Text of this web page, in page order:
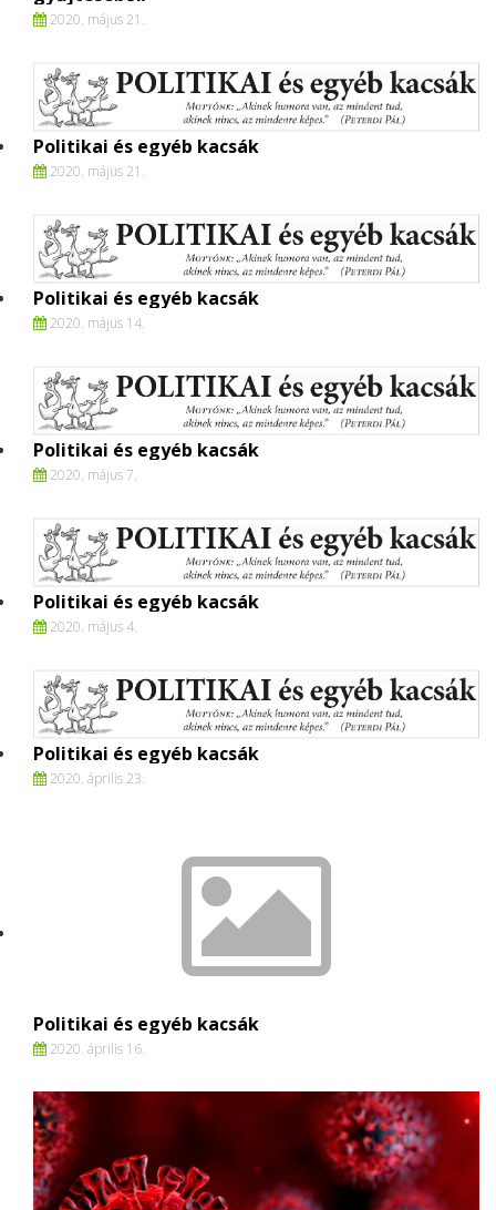
2020. május 21.
Politikai és egyéb kacsák
2020. május 21.
Politikai és egyéb kacsák
2020. május 14.
Politikai és egyéb kacsák
2020. május 7.
Politikai és egyéb kacsák
2020. május 4.
Politikai és egyéb kacsák
2020. április 23.
Politikai és egyéb kacsák
2020. április 16.